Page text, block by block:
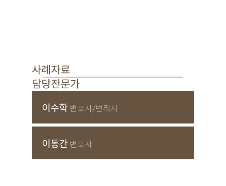
사례자료
담당전문가
이수학 변호사/변리사
이동간 변호사